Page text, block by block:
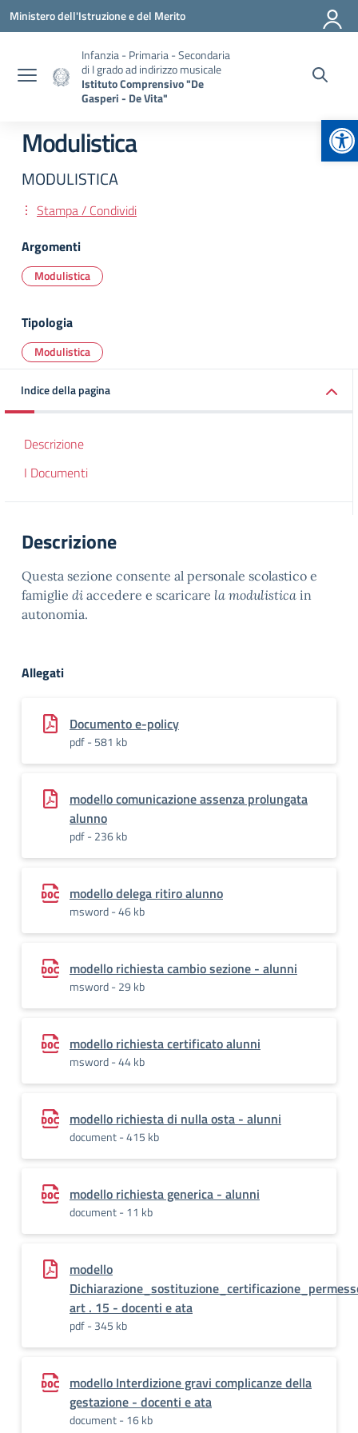
Vai ai contenuti
Vai al menu di navigazione
Vai al footer
Ministero dell'Istruzione e del Merito
Infanzia - Primaria - Secondaria
di I grado ad indirizzo musicale
Istituto Comprensivo "De
Gasperi - De Vita"
Modulistica
MODULISTICA
Stampa / Condividi
Argomenti
Modulistica
Tipologia
Modulistica
Indice della pagina
Descrizione
I Documenti
Descrizione
Questa sezione consente al personale scolastico e
famiglie di accedere e scaricare la modulistica in
autonomia.
Allegati
Documento e-policy
pdf - 581 kb
modello comunicazione assenza prolungata
alunno
pdf - 236 kb
modello delega ritiro alunno
msword - 46 kb
modello richiesta cambio sezione - alunni
msword - 29 kb
modello richiesta certificato alunni
msword - 44 kb
modello richiesta di nulla osta - alunni
document - 415 kb
modello richiesta generica - alunni
document - 11 kb
modello
art . 15 - docenti e ata
pdf - 345 kb
modello Interdizione gravi complicanze della
gestazione - docenti e ata
document - 16 kb